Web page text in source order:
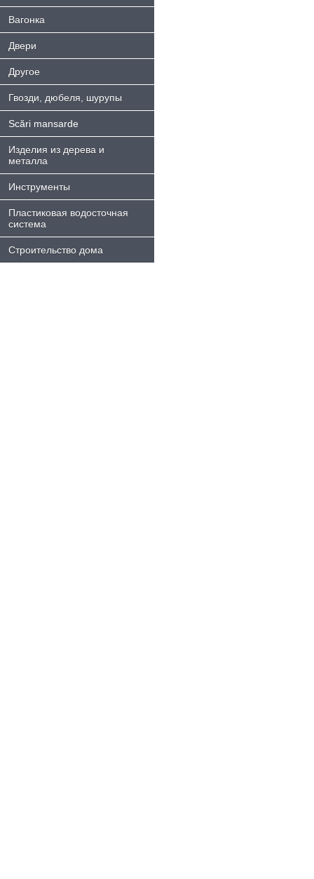
Bагонка
Двери
Другое
Гвозди, дюбеля, шурупы
Scări mansarde
Изделия из дерева и
металла
Инструменты
Пластиковая водосточная
система
Строительство дома